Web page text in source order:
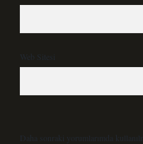
Web Sitesi
Daha sonraki yorumlarımda